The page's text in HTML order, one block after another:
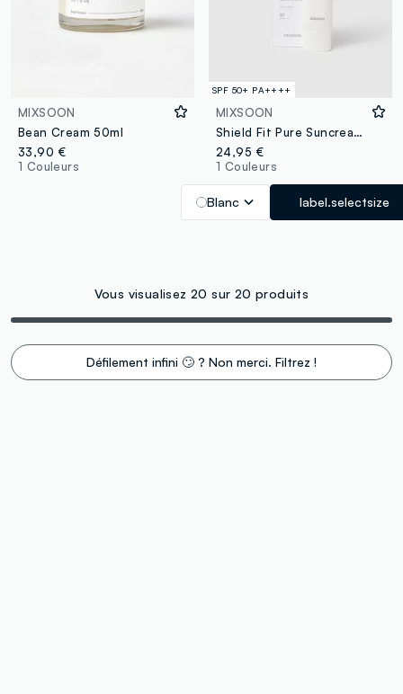
MIXSOON
Bean Cream 50ml
33,90 €
1 Couleurs
SPF 50+ PA++++
MIXSOON
Shield Fit Pure Suncream 50ml
24,95 €
1 Couleurs
Blanc label.selectsize
Vous visualisez 20 sur 20 produits
Défilement infini 🙄 ? Non merci. Filtrez !